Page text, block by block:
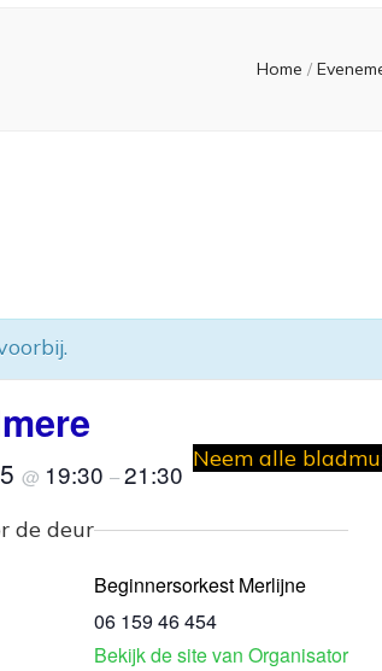
Home /
@ 19:30 –21:30 Neem alle
de deur
Beginnersorkest Merlijne
06 159 46 454
Bekijk de site van Organisator